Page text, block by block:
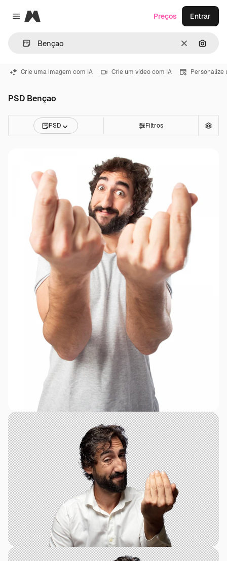
Close menu
Magnific
Limpar
Preços Entrar
Crie uma imagem com IA Crie um vídeo com IA Personalize
PSD Bençao
PSD Filtros